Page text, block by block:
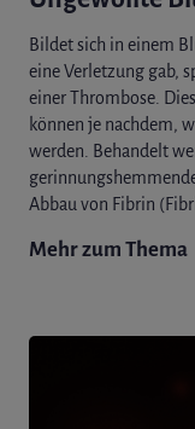
Bildet sich in einem
eine Verletzung gab,
einer Thrombose.
können je nachdem,
werden. Behandelt
Abbau von Fibrin
Mehr zum Thema